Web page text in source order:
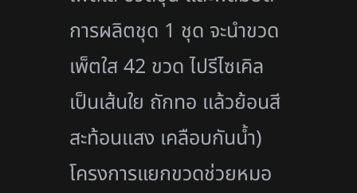
การผลิตชุด 1 ชุด จะนำขวด
เพ็ตใส 42 ขวด ไปรีไซเคิล
เป็นเส้นใย ถักทอ แล้วย้อนสี
สะท้อนแสง เคลือบกันน้ำ)
โครงการแยกขวดช่วยหมอ